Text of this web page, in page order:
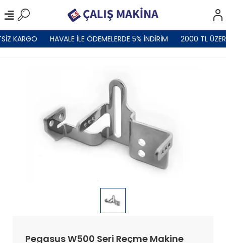
KARGO HAVALE İLE ÖDEMELERDE 5% İNDİRİM 2000 TL
Pegasus W500 Seri Reçme Makine